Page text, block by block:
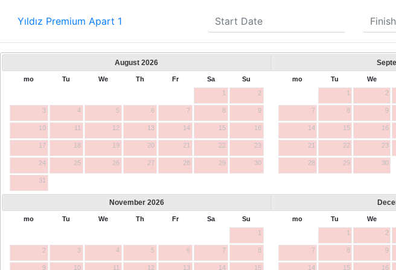
Yıldız Premium Apart 1
August 2026
mo Tu We Th Fr Sa
Su
1
2
3 4 5 6 7 8 9
10 11 12 13 14 15 16
17 18 19 20 21 22 23
24 25 26 27 28 29 30
31
mo Tu We
1
2
7 8 9
14 15 16
21 22 23
28 29 30
November 2026
mo Tu We Th Fr Sa
Su
1
2 3 4 5 6 7 8
9 10 11 12 13 14 15
mo Tu We
1
2
7 8 9
14 15 16